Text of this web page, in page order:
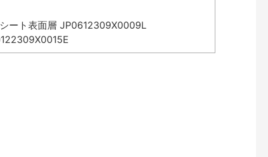
ート表面層 JP0612309X0009L